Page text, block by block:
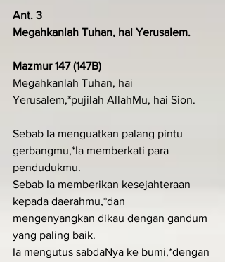
Ant. 3
Megahkanlah Tuhan, hai Yerusalem.
Mazmur 147 (147B)
Megahkanlah Tuhan, hai
Yerusalem,*pujilah AllahMu, hai Sion.
Sebab Ia menguatkan palang pintu
gerbangmu,*Ia memberkati para
pendudukmu.
Sebab Ia memberikan kesejahteraan
kepada daerahmu,*dan
mengenyangkan dikau dengan gandum
yang paling baik.
Ia mengutus sabdaNya ke bumi,*dengan